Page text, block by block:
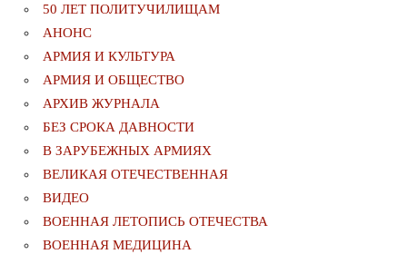
50 ЛЕТ ПОЛИТУЧИЛИЩАМ
АНОНС
АРМИЯ И КУЛЬТУРА
АРМИЯ И ОБЩЕСТВО
АРХИВ ЖУРНАЛА
БЕЗ СРОКА ДАВНОСТИ
В ЗАРУБЕЖНЫХ АРМИЯХ
ВЕЛИКАЯ ОТЕЧЕСТВЕННАЯ
ВИДЕО
ВОЕННАЯ ЛЕТОПИСЬ ОТЕЧЕСТВА
ВОЕННАЯ МЕДИЦИНА